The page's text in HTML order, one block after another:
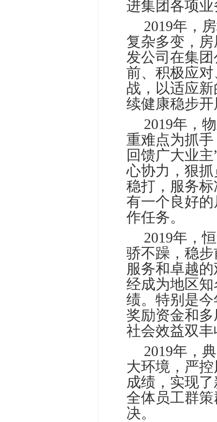
进集团各项
2019年，
复杂多变，
发公司在集
前、积极应
战，以适应
续健康稳步开
2019年，
重难点为抓
回馈广大业
心协力，狠
稳打，服务
有一个良好
作任务。
2019年，
骄不躁，稳
服务和卓越
经成为地区
绩。特别是
奖励资金和
社会效益双丰
2019年，
大环境，严
成绩，实现
全体员工群
决。